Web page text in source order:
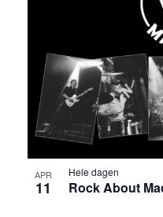
APR
11
Hele dagen
Rock About